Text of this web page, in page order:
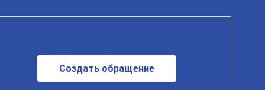
Создать обращение